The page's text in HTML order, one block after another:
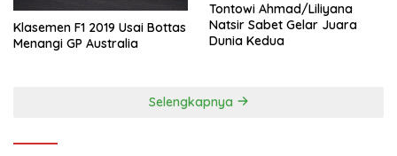
Klasemen F1 2019 Usai Bottas
Menangi GP Australia
Tontowi Ahmad/Liliyana
Natsir Sabet Gelar Juara
Dunia Kedua
Selengkapnya